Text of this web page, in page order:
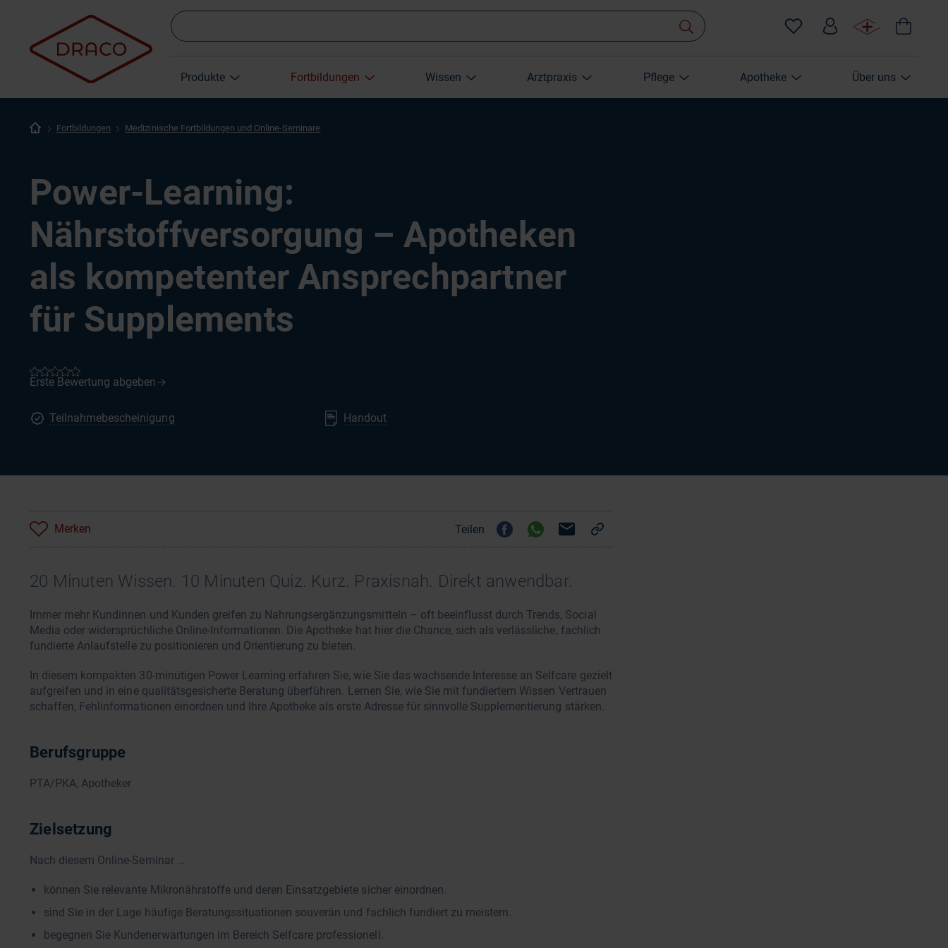
Produkte Fortbildungen Wissen Arztpraxis Pflege Apotheke Über uns
Fortbildungen Medizinische Fortbildungen und Online-Seminare
Power-Learning:
Nährstoffversorgung – Apotheken
als kompetenter Ansprechpartner
für Supplements
Teilnahmebescheinigung Handout
Merken Teilen
20 Minuten Wissen. 10 Minuten Quiz. Kurz. Praxisnah. Direkt anwendbar.
Immer mehr Kundinnen und Kunden greifen zu Nahrungsergänzungsmitteln – oft beeinflusst durch Trends, Social
Media oder widersprüchliche Online-Informationen. Die Apotheke hat hier die Chance, sich als verlässliche, fachlich
fundierte Anlaufstelle zu positionieren und Orientierung zu bieten.
In diesem kompakten 30-minütigen Power Learning erfahren Sie, wie Sie das wachsende Interesse an Selfcare gezielt
aufgreifen und in eine qualitätsgesicherte Beratung überführen. Lernen Sie, wie Sie mit fundiertem Wissen Vertrauen
schaffen, Fehlinformationen einordnen und Ihre Apotheke als erste Adresse für sinnvolle Supplementierung stärken.
Berufsgruppe
PTA/PKA, Apotheker
Zielsetzung
Nach diesem Online-Seminar …
können Sie relevante Mikronährstoffe und deren Einsatzgebiete sicher einordnen.
sind Sie in der Lage häufige Beratungssituationen souverän und fachlich fundiert zu meistern.
begegnen Sie Kundenerwartungen im Bereich Selfcare professionell.
Wonach